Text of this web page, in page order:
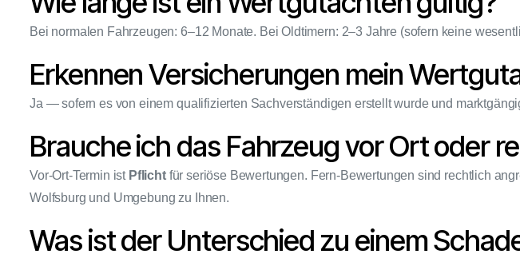
Bei normalen Fahrzeugen: 6–12 Monate. Bei Oldtimern: 2–3 Jahre (sofern keine
Erkennen Versicherungen mein
Ja — sofern es von einem qualifizierten Sachverständigen erstellt wurde und
Brauche ich das Fahrzeug vor Ort oder
Vor-Ort-Termin ist Pflichtfür seriöse Bewertungen. Fern-Bewertungen sind rechtlich
Wolfsburg und Umgebung zu Ihnen.
Was ist der Unterschied zu einem